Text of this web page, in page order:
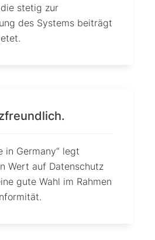
stetig zur
des Systems beiträgt
in Germany“ legt
Wert auf Datenschutz
gute Wahl im Rahmen